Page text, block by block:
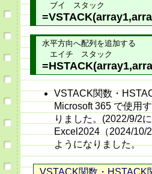
ブイ スタック
水平方向へ配列を追加する
エイチ スタック
VSTACK関数・
Microsoft 365 で使用
りました。(2022/9/2
Excel2024（2024/10/
ようになりました。
VSTACK関数・HSTACK